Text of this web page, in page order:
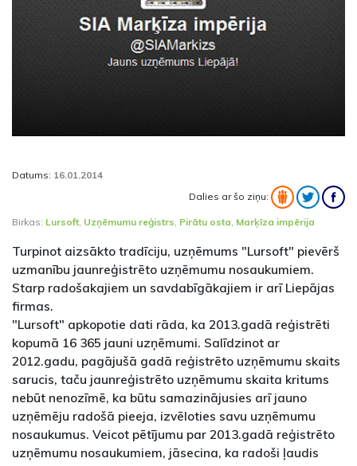
Datums: 16.01.2014
Dalies ar šo ziņu:
Birkas: Lursoft, Uzņēmumu reģistrs, Pirātu osta, Marķīza impērija
Turpinot aizsākto tradīciju, uzņēmums "Lursoft" pievērš
uzmanību jaunreģistrēto uzņēmumu nosaukumiem.
Starp radošakajiem un savdabīgākajiem ir arī Liepājas
firmas.
"Lursoft" apkopotie dati rāda, ka 2013.gadā reģistrēti
kopumā 16 365 jauni uzņēmumi. Salīdzinot ar
2012.gadu, pagājušā gadā reģistrēto uzņēmumu skaits
sarucis, taču jaunreģistrēto uzņēmumu skaita kritums
nebūt nenozīmē, ka būtu samazinājusies arī jauno
uzņēmēju radošā pieeja, izvēloties savu uzņēmumu
nosaukumus. Veicot pētījumu par 2013.gadā reģistrēto
uzņēmumu nosaukumiem, jāsecina, ka radoši ļaudis